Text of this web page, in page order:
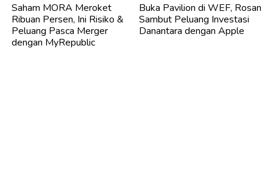
Saham MORA Meroket
Ribuan Persen, Ini Risiko &
Peluang Pasca Merger
dengan MyRepublic
Buka Pavilion di WEF, Rosan
Sambut Peluang Investasi
Danantara dengan Apple